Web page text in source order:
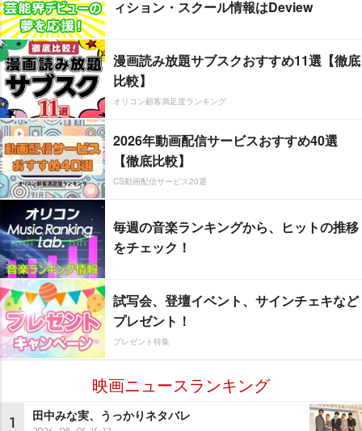
ィション・スクール情報はDeview
漫画読み放題サブスクおすすめ11選【徹底
比較】
オリコン顧客満足度ランキング
2026年動画配信サービスおすすめ40選
【徹底比較】
CS動画配信サービス20選
毎週の音楽ランキングから、ヒットの推移
をチェック！
試写会、登壇イベント、サインチェキなど
プレゼント！
プレゼント特集
映画ニュースランキング
1 田中みな実、うっかりネタバレ